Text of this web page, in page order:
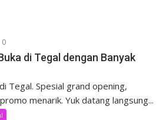
0
di Tegal dengan Banyak
Tegal. Spesial grand opening,
menarik. Yuk datang langsung...